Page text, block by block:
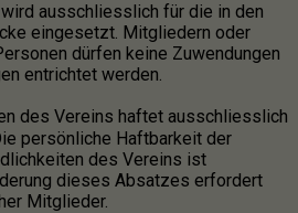
ausschliesslich für die in den
eingesetzt. Mitgliedern oder
dürfen keine Zuwendungen
entrichtet werden.
des Vereins haftet ausschliesslich
persönliche Haftbarkeit der
des Vereins ist
dieses Absatzes erfordert
Mitglieder.